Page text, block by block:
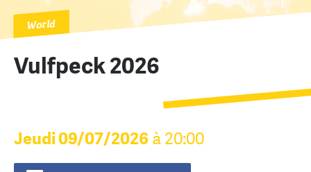
World
Vulfpeck 2026
Jeudi 09/07/2026 à 20:00